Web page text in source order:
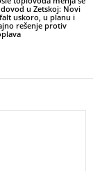
u Zetskoj: Novi
uskoro, u planu i
rešenje protiv